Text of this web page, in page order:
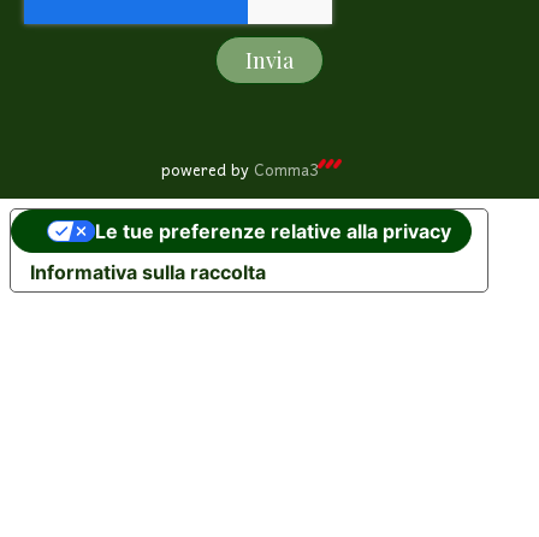
Invia
powered byComma3
Informativa sulla raccolta
Le tue preferenze relative alla privacy